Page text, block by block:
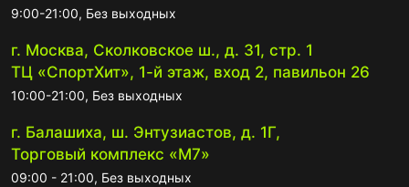
9:00-21:00, Без выходных
г. Москва, Сколковское ш., д. 31, стр. 1
ТЦ «СпортХит», 1-й этаж, вход 2, павильон 26
10:00-21:00, Без выходных
г. Балашиха, ш. Энтузиастов, д. 1Г,
Торговый комплекс «М7»
09:00 - 21:00, Без выходных